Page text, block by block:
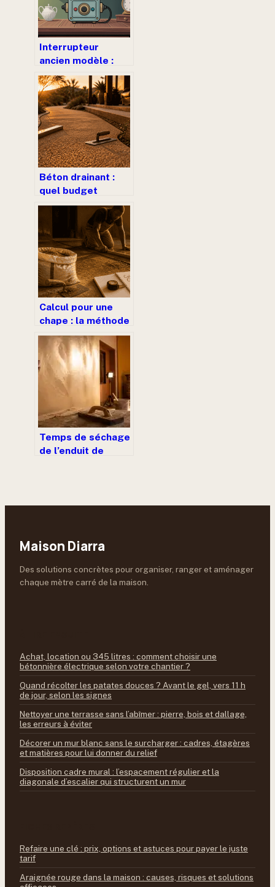
Interrupteur
ancien modèle :
bien choisir,
réparer ou
remplacer
Béton drainant :
quel budget
prévoir au m2
selon l’épaisseur
et les finitions ?
Calcul pour une
chape : la méthode
exacte et 2
erreurs de dosage
qui ruinent un sol
Temps de séchage
de l’enduit de
ponçage
Maison Diarra
Des solutions concrètes pour organiser, ranger et aménager
chaque mètre carré de la maison.
Achat, location ou 345 litres : comment choisir une
bétonnière électrique selon votre chantier ?
Quand récolter les patates douces ? Avant le gel, vers 11 h
de jour, selon les signes
Nettoyer une terrasse sans l’abîmer : pierre, bois et dallage,
les erreurs à éviter
Décorer un mur blanc sans le surcharger : cadres, étagères
et matières pour lui donner du relief
Disposition cadre mural : l’espacement régulier et la
diagonale d’escalier qui structurent un mur
Refaire une clé : prix, options et astuces pour payer le juste
tarif
Araignée rouge dans la maison : causes, risques et solutions